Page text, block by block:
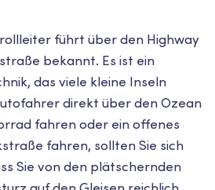
führt über den Highway
bekannt. Es ist ein
das viele kleine Inseln
direkt über den Ozean
fahren oder ein offenes
fahren, sollten Sie sich
Sie von den plätschernden